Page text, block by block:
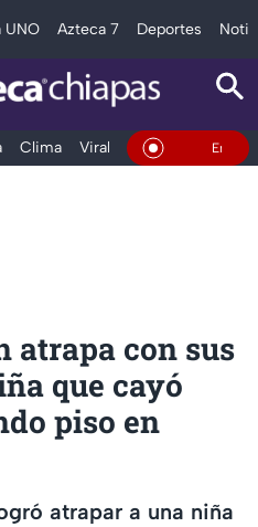
UNO Azteca 7 Deportes
Clima Viral y Tendencia En Vivo
atrapa con sus
que cayó
piso en
atrapar a una niña